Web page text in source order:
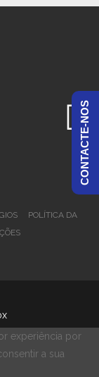
POLÍTICA DA
CONTACTE-NOS
experiência por
a sua